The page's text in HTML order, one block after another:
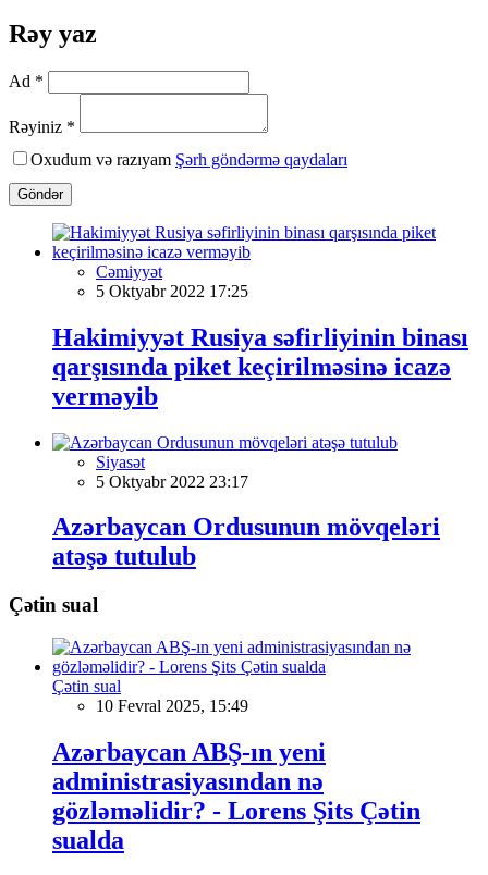
Rəy yaz
Ad *
Rəyiniz *
Oxudum və razıyam Şərh göndərmə qaydaları
Göndər
Cəmiyyət
5 Oktyabr 2022 17:25
Hakimiyyət Rusiya səfirliyinin binası
qarşısında piket keçirilməsinə icazə
verməyib
Siyasət
5 Oktyabr 2022 23:17
Azərbaycan Ordusunun mövqeləri
atəşə tutulub
Çətin sual
Çətin sual
10 Fevral 2025, 15:49
Azərbaycan ABŞ-ın yeni
administrasiyasından nə
gözləməlidir? - Lorens Şits Çətin
sualda